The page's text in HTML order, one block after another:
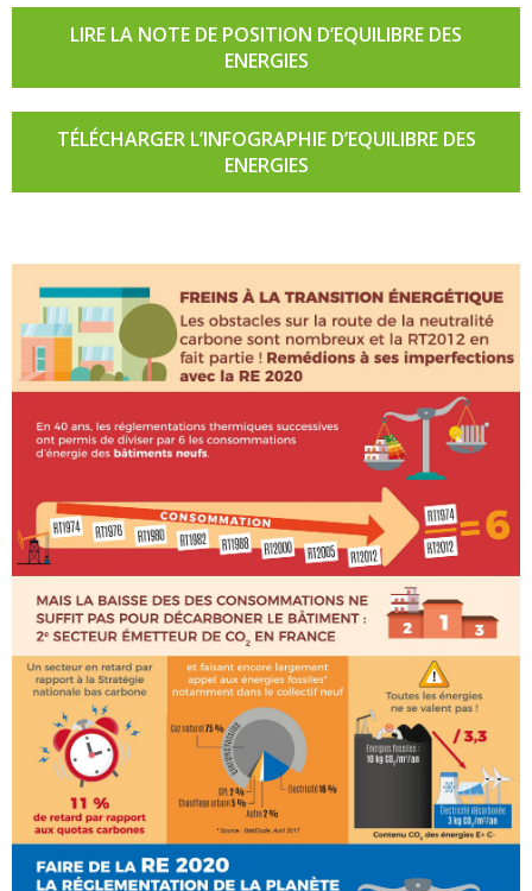
LIRE LA NOTE DE POSITION D’EQUILIBRE DES
ENERGIES
TÉLÉCHARGER L’INFOGRAPHIE D’EQUILIBRE DES
ENERGIES